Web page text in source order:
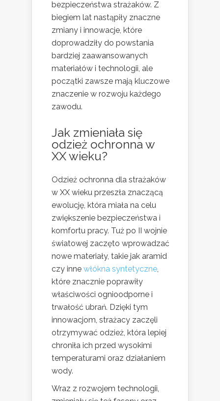
bezpieczeństwa strażaków. Z
biegiem lat nastąpiły znaczne
zmiany i innowacje, które
doprowadziły do powstania
bardziej zaawansowanych
materiałów i technologii, ale
początki zawsze mają kluczowe
znaczenie w rozwoju każdego
zawodu.
Jak zmieniała się
odzież ochronna w
XX wieku?
Odzież ochronna dla strażaków
w XX wieku przeszła znaczącą
ewolucję, która miała na celu
zwiększenie bezpieczeństwa i
komfortu pracy. Tuż po II wojnie
światowej zaczęto wprowadzać
nowe materiały, takie jak aramid
czy inne włókna syntetyczne,
które znacznie poprawiły
właściwości ognioodporne i
trwałość ubrań. Dzięki tym
innowacjom, strażacy zaczęli
otrzymywać odzież, która lepiej
chroniła ich przed wysokimi
temperaturami oraz działaniem
wody.
Wraz z rozwojem technologii,